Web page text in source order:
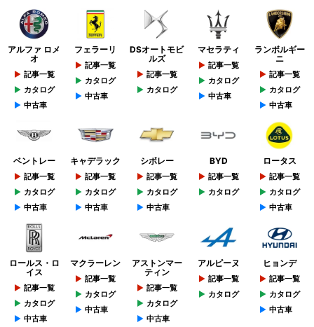
アルファ ロメ
オ
記事一覧
カタログ
中古車
フェラーリ
記事一覧
カタログ
中古車
DSオートモビ
ルズ
記事一覧
カタログ
マセラティ
記事一覧
カタログ
中古車
ランボルギー
ニ
記事一覧
カタログ
中古車
ベントレー
記事一覧
カタログ
中古車
キャデラック
記事一覧
カタログ
中古車
シボレー
記事一覧
カタログ
中古車
BYD
記事一覧
カタログ
ロータス
記事一覧
カタログ
中古車
ロールス・ロ
イス
記事一覧
カタログ
中古車
マクラーレン
記事一覧
カタログ
中古車
アストンマー
ティン
記事一覧
カタログ
中古車
アルピーヌ
記事一覧
カタログ
ヒョンデ
記事一覧
カタログ
中古車